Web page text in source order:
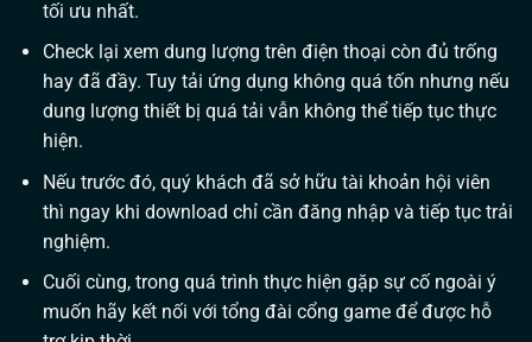
tối ưu nhất.
Check lại xem dung lượng trên điện thoại còn đủ trống
hay đã đầy. Tuy tải ứng dụng không quá tốn nhưng nếu
dung lượng thiết bị quá tải vẫn không thể tiếp tục thực
hiện.
Nếu trước đó, quý khách đã sở hữu tài khoản hội viên
thì ngay khi download chỉ cần đăng nhập và tiếp tục trải
nghiệm.
Cuối cùng, trong quá trình thực hiện gặp sự cố ngoài ý
muốn hãy kết nối với tổng đài cổng game để được hỗ